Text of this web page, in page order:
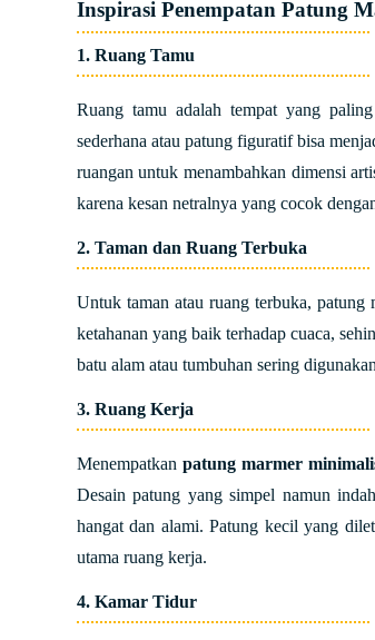
Inspirasi Penempatan Patung
1. Ruang Tamu
Ruang tamu adalah tempat yang
sederhana atau patung figuratif bisa
ruangan untuk menambahkan dimensi
karena kesan netralnya yang cocok
2. Taman dan Ruang Terbuka
Untuk taman atau ruang terbuka,
ketahanan yang baik terhadap cuaca,
batu alam atau tumbuhan sering
3. Ruang Kerja
Menempatkan patung marmer
Desain patung yang simpel namun
hangat dan alami. Patung kecil yang
utama ruang kerja.
4. Kamar Tidur